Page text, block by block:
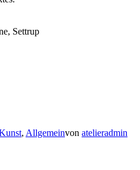
Settrup
, Allgemeinvon atelieradmin